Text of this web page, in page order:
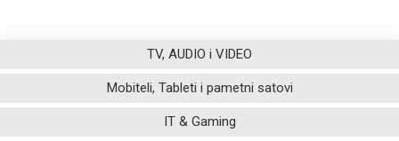
TV, AUDIO i VIDEO
Mobiteli, Tableti i pametni satovi
IT & Gaming